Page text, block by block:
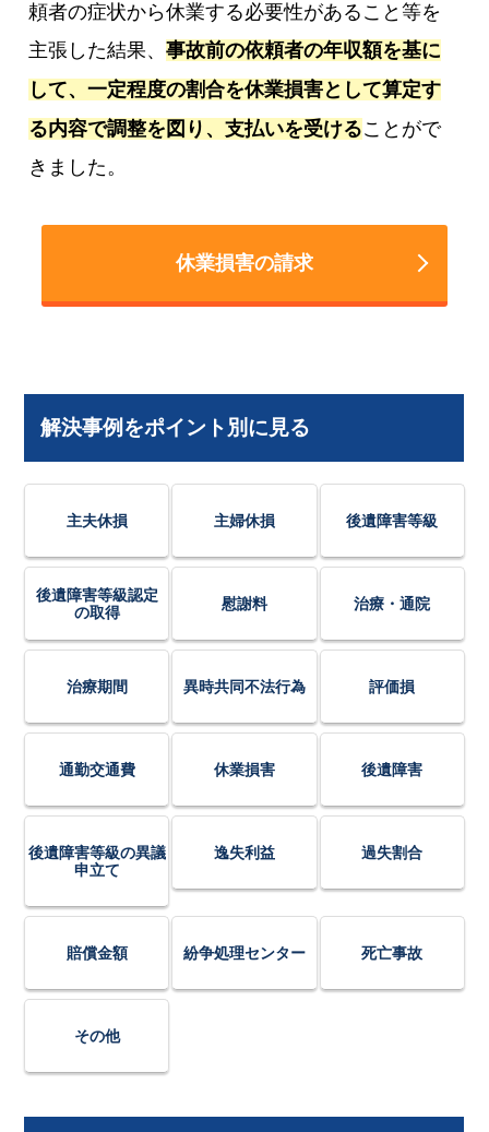
頼者の症状から休業する必要性があること等を
主張した結果、事故前の依頼者の年収額を基に
して、一定程度の割合を休業損害として算定す
る内容で調整を図り、支払いを受けることがで
きました。
休業損害の請求
解決事例をポイント別に見る
主夫休損 主婦休損 後遺障害等級
後遺障害等級認定
の取得
慰謝料 治療・通院
治療期間 異時共同不法行為 評価損
通勤交通費 休業損害 後遺障害
後遺障害等級の異議
申立て
逸失利益 過失割合
賠償金額 紛争処理センター 死亡事故
その他